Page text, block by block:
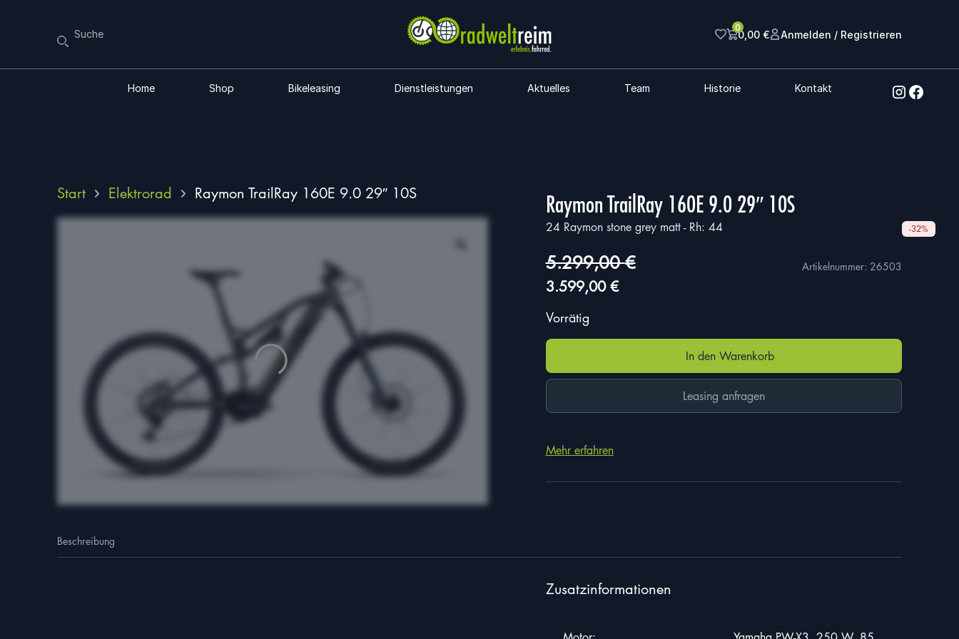
0
0,00 € Anmelden / Registrieren
Home Shop Bikeleasing Dienstleistungen Aktuelles Team Historie Kontakt
Start Elektrorad Raymon TrailRay 160E 9.0 29″ 10S Raymon TrailRay 160E 9.0 29″ 10S
24 Raymon stone grey matt - Rh: 44
Artikelnummer: 26503
5.299,00€
Ursprünglicher
war:
5.299,00 €
3.599,00€Aktueller
3.599,00 €.
-32%
Vorrätig
In den Warenkorb
Leasing anfragen
Mehr erfahren
Beschreibung
Zusatzinformationen